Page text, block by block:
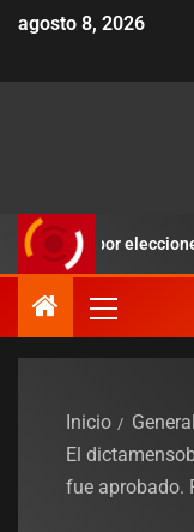
agosto 8, 2026
por elecciones en
Inicio
General
El
fue aprobado.